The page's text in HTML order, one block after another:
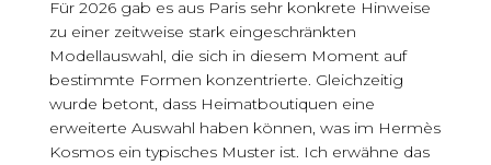
Für 2026 gab es aus Paris sehr konkrete Hinweise
zu einer zeitweise stark eingeschränkten
Modellauswahl, die sich in diesem Moment auf
bestimmte Formen konzentrierte. Gleichzeitig
wurde betont, dass Heimatboutiquen eine
erweiterte Auswahl haben können, was im Hermès
Kosmos ein typisches Muster ist. Ich erwähne das